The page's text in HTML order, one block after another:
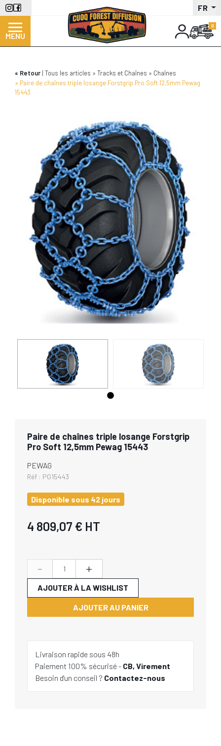
Aller
au
contenu
principal
FR
MENU
Retour Tous les articles Tracks et Chaînes
Chaînes
Paire de chaînes triple losange Forstgrip Pro Soft 12,5mm Pewag
15443
Paire de chaînes triple losange Forstgrip
Pro Soft 12,5mm Pewag 15443
PEWAG
Réf : PG15443
Disponible sous 42 jours
4 809,07 € HT
- +
AJOUTER AU PANIER
AJOUTER À LA WISHLIST
Livraison rapide sous 48h
Paiement 100% sécurisé - CB, Virement
Besoin d'un conseil ? Contactez-nous